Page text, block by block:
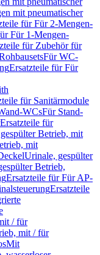
mit pneumatischer
für Für 2-Mengen-
Für 1-Mengen-
für Zubehör für
Für WC-
Ersatzteile für Für
für Sanitärmodule
WCsFür Stand-
Ersatzteile für
Betrieb, mit
mit
Urinale, gespülter
Betrieb,
Ersatzteile für Für AP-
Ersatzteile
/ für
mit / für
Mit